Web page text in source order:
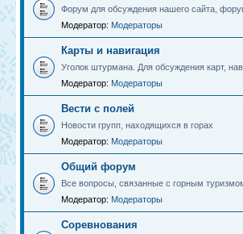
Форум для обсуждения нашего сайта,
Модератор: Модераторы
Карты и навигация
Уголок штурмана. Для обсуждения карт,
Модератор: Модераторы
Вести с полей
Новости групп, находящихся в горах
Модератор: Модераторы
Общий форум
Все вопросы, связанные с горным
Модератор: Модераторы
Соревнования